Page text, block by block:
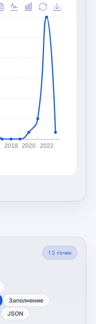
2018 2020 2022
12 точек
Заполнение
JSON